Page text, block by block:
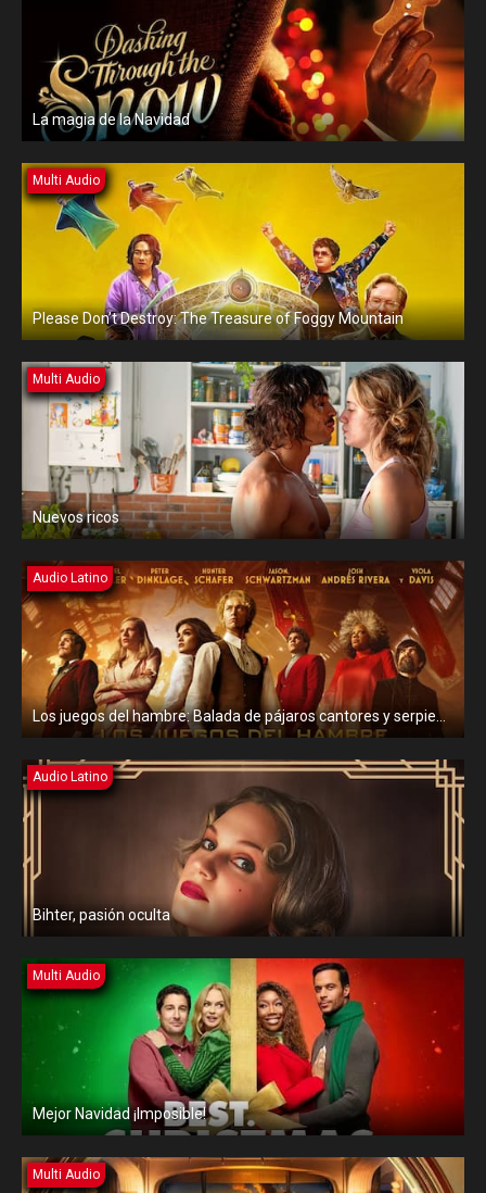
La magia de la Navidad
Multi Audio
Please Don’t Destroy: The Treasure of Foggy Mountain
Multi Audio
Nuevos ricos
Audio Latino
Los juegos del hambre: Balada de pájaros cantores y serpientes
Audio Latino
Bihter, pasión oculta
Multi Audio
Mejor Navidad ¡Imposible!
Multi Audio